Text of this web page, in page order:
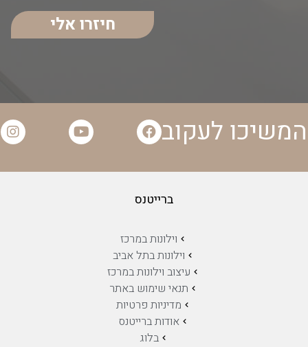
חיזרו אלי
המשיכו לעקוב
ברייטנס
וילונות במרכז
וילונות בתל אביב
עיצוב וילונות במרכז
תנאי שימוש באתר
מדיניות פרטיות
אודות ברייטנס
בלוג